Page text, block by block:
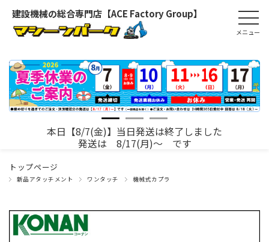
建設機械の総合専門店【ACE Factory Group】
本日【8/7(金)】当日発送は終了しました
発送は 8/17(月)～ です
トップページ
新品アタッチメント ワンタッチ 機械式カプラ